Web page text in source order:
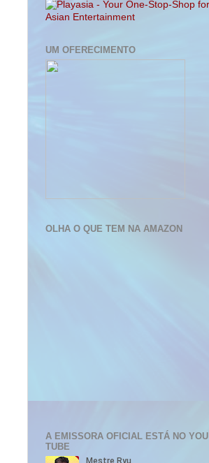
UM OFERECIMENTO
OLHA O QUE TEM NA AMAZON
A EMISSORA OFICIAL ESTÁ NO YOU
TUBE